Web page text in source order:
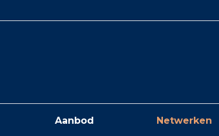
Aanbod Netwerken